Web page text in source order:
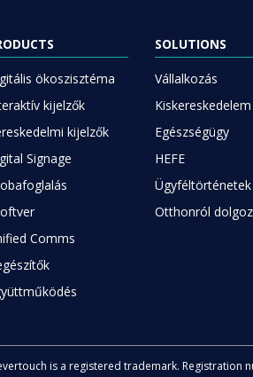
ökoszisztéma
kijelzők
kijelzők
Signage
Comms
SOLUTIONS
Vállalkozás
Kiskereskedelem
Egészségügy
HEFE
Ügyféltörténetek
Otthonról
is a registered trademark. Registration